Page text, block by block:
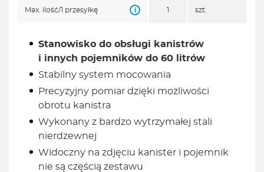
Max. ilość/1 przesyłkę i szt.
Stanowisko do obsługi kanistrów
i innych pojemników do 60 litrów
Stabilny system mocowania
Precyzyjny pomiar dzięki możliwości
obrotu kanistra
Wykonany z bardzo wytrzymałej stali
nierdzewnej
Widoczny na zdjęciu kanister i pojemnik
nie są częścią zestawu